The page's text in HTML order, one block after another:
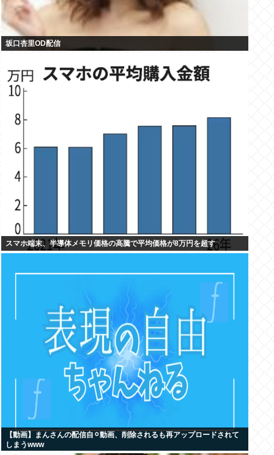
坂口杏里OD配信
スマホ端末、半導体メモリ価格の高騰で平均価格が8万円を超す
【動画】まんさんの配信自⚪︎動画、削除されるも再アップロードされて
しまうwww